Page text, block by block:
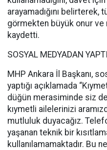
arayamadığını belirterek,
görmekten büyük onur ve
kaydetti.
SOSYAL MEDYADAN YAPTI
MHP Ankara İl Başkanı,
yaptığı açıklamada
düğün merasiminde siz
kıymetli ailelerinizi
mutluluk duyacağız.
yaşanan teknik bir
kullanılamamaktadır. Bu